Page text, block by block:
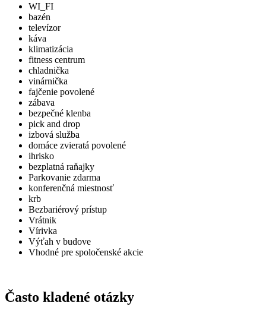
WI_FI
bazén
televízor
káva
klimatizácia
fitness centrum
chladnička
vinárnička
fajčenie povolené
zábava
bezpečné klenba
pick and drop
izbová služba
domáce zvieratá povolené
ihrisko
bezplatná raňajky
Parkovanie zdarma
konferenčná miestnosť
krb
Bezbariérový prístup
Vrátnik
Vírivka
Výťah v budove
Vhodné pre spoločenské akcie
Často kladené otázky